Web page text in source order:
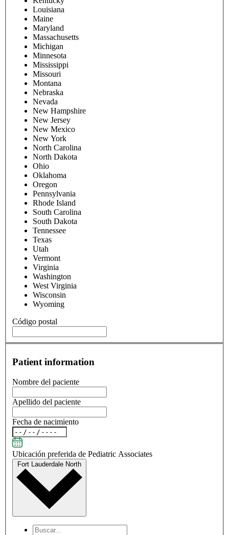
Louisiana
Maine
Maryland
Massachusetts
Michigan
Minnesota
Mississippi
Missouri
Montana
Nebraska
Nevada
New Hampshire
New Jersey
New Mexico
New York
North Carolina
North Dakota
Ohio
Oklahoma
Oregon
Pennsylvania
Rhode Island
South Carolina
South Dakota
Tennessee
Texas
Utah
Vermont
Virginia
Washington
West Virginia
Wisconsin
Wyoming
Código postal
Patient information
Nombre del paciente
Apellido del paciente
Fecha de nacimiento
Ubicación preferida de Pediatric Associates
Fort Lauderdale North